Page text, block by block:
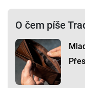
O čem píše